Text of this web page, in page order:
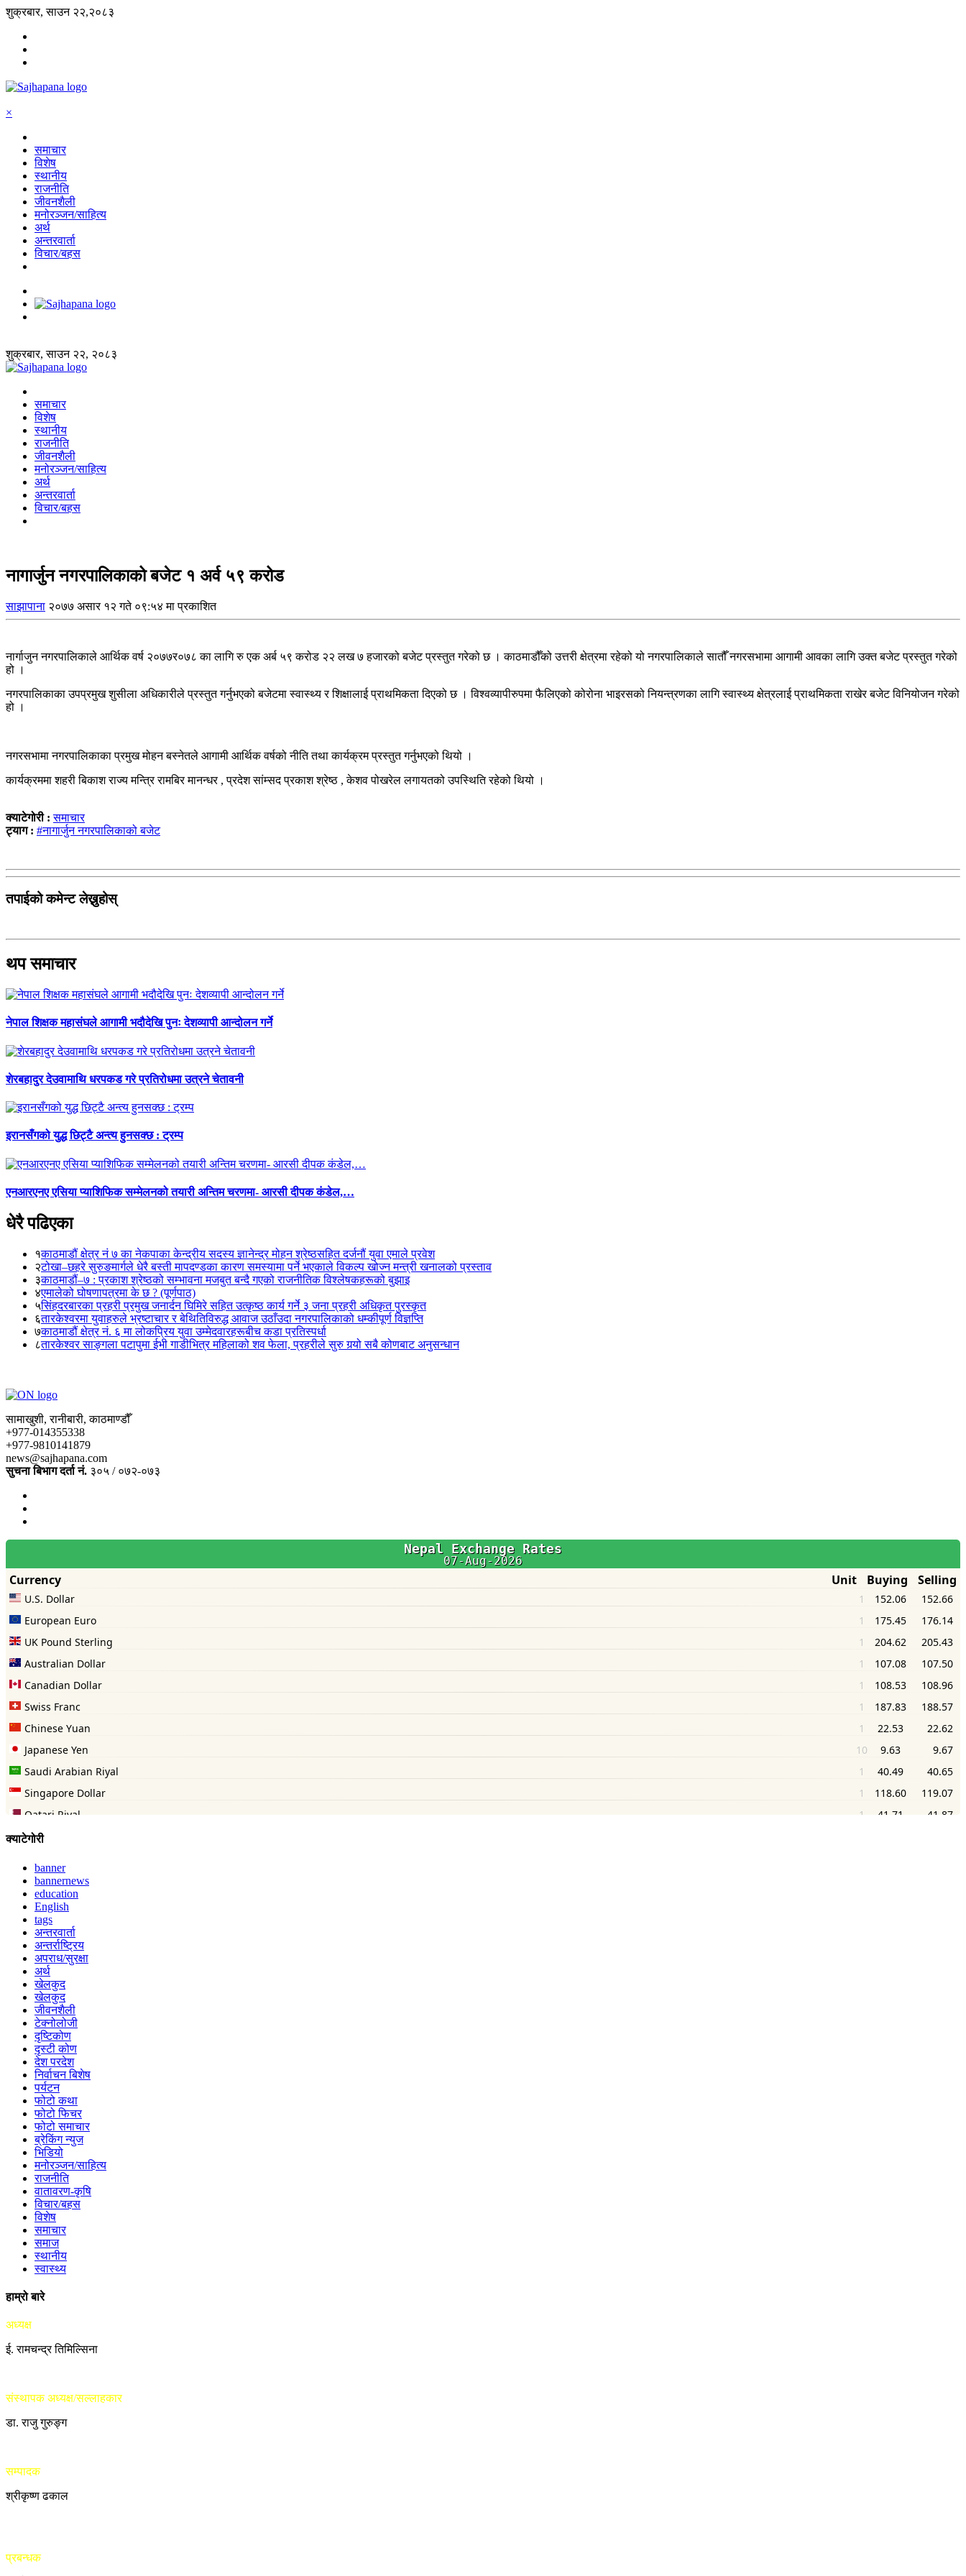
शुक्रबार, साउन २२,२०८३
×
समाचार
विशेष
स्थानीय
राजनीति
जीवनशैली
मनोरञ्जन/साहित्य
अर्थ
अन्तरवार्ता
विचार/बहस
शुक्रबार, साउन २२, २०८३
समाचार
विशेष
स्थानीय
राजनीति
जीवनशैली
मनोरञ्जन/साहित्य
अर्थ
अन्तरवार्ता
विचार/बहस
नागार्जुन नगरपालिकाको बजेट १ अर्व ५९ करोड
साझापाना २०७७ असार १२ गते ०९:५४ मा प्रकाशित
नार्गाजुन नगरपालिकाले आर्थिक वर्ष २०७७र०७८ का लागि रु एक अर्ब ५९ करोड २२ लख ७ हजारको बजेट प्रस्तुत गरेको छ । काठमाडौँको उत्तरी क्षेत्रमा रहेको यो नगरपालिकाले सातौँ नगरसभामा आगामी आवका लागि उक्त बजेट प्रस्तुत गरेको
हो ।
नगरपालिकाका उपप्रमुख शुसीला अधिकारीले प्रस्तुत गर्नुभएको बजेटमा स्वास्थ्य र शिक्षालाई प्राथमिकता दिएको छ । विश्वव्यापीरुपमा फैलिएको कोरोना भाइरसको नियन्त्रणका लागि स्वास्थ्य क्षेत्रलाई प्राथमिकता राखेर बजेट विनियोजन गरेको
हो ।
नगरसभामा नगरपालिकाका प्रमुख मोहन बस्नेतले आगामी आर्थिक वर्षको नीति तथा कार्यक्रम प्रस्तुत गर्नुभएको थियो ।
कार्यक्रममा शहरी बिकाश राज्य मन्त्रि रामबिर मानन्धर , प्रदेश सांम्सद प्रकाश श्रेष्ठ , केशव पोखरेल लगायतको उपस्थिति रहेको थियो ।
क्याटेगोरी :समाचार
ट्याग : #नागार्जुन नगरपालिकाको बजेट
तपाईको कमेन्ट लेख्नुहोस्
थप समाचार
नेपाल शिक्षक महासंघले आगामी भदौदेखि पुनः देशव्यापी आन्दोलन गर्ने
शेरबहादुर देउवामाथि धरपकड गरे प्रतिरोधमा उत्रने चेतावनी
इरानसँगको युद्ध छिट्टै अन्त्य हुनसक्छ : ट्रम्प
एनआरएनए एसिया प्याशिफिक सम्मेलनको तयारी अन्तिम चरणमा- आरसी दीपक कंडेल,…
धेरै पढिएका
१काठमाडौं क्षेत्र नं ७ का नेकपाका केन्द्रीय सदस्य ज्ञानेन्द्र मोहन श्रेष्ठसहित दर्जनौं युवा एमाले प्रवेश
२टोखा–छहरे सुरुङमार्गले धेरै बस्ती मापदण्डका कारण समस्यामा पर्ने भएकाले विकल्प खोज्न मन्त्री खनालको प्रस्ताव
३काठमाडौं–७ : प्रकाश श्रेष्ठको सम्भावना मजबुत बन्दै गएको राजनीतिक विश्लेषकहरूको बुझाइ
४एमालेको घोषणापत्रमा के छ ? (पूर्णपाठ)
५सिंहदरबारका प्रहरी प्रमुख जनार्दन घिमिरे सहित उत्कृष्ठ कार्य गर्ने ३ जना प्रहरी अधिकृत पुरस्कृत
६तारकेश्वरमा युवाहरुले भ्रष्टाचार र बेथितिविरुद्ध आवाज उठाँउदा नगरपालिकाको धम्कीपूर्ण विज्ञप्ति
७काठमाडौं क्षेत्र नं. ६ मा लोकप्रिय युवा उम्मेदवारहरूबीच कडा प्रतिस्पर्धा
८तारकेश्वर साङ्गला पटापुमा ईभी गाडीभित्र महिलाको शव फेला, प्रहरीले सुरु गर्‍यो सबै कोणबाट अनुसन्धान
सामाखुशी, रानीबारी, काठमाण्डौँ
+977-014355338
+977-9810141879
news@sajhapana.com
सुचना बिभाग दर्ता नं. ३०५ / ०७२-०७३
क्याटेगोरी
banner
bannernews
education
English
tags
अन्तरवार्ता
अन्तर्राष्ट्रिय
अपराध/सुरक्षा
अर्थ
खेलकुद
खेलकुद
जीवनशैली
टेक्नोलोजी
दृष्टिकोण
दृस्टी कोण
देश परदेश
निर्वाचन बिशेष
पर्यटन
फोटो कथा
फोटो फिचर
फोटो समाचार
ब्रेकिंग न्युज
भिडियो
मनोरञ्जन/साहित्य
राजनीति
वातावरण-कृषि
विचार/बहस
विशेष
समाचार
समाज
स्थानीय
स्वास्थ्य
हाम्रो बारे
अध्यक्ष
ई. रामचन्द्र तिमिल्सिना
संस्थापक अध्यक्ष/सल्लाहकार
डा. राजु गुरुङ्ग
सम्पादक
श्रीकृष्ण ढकाल
प्रबन्धक